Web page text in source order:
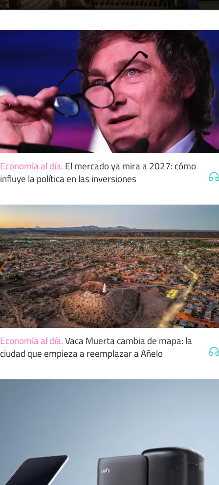
Economía al día. El mercado ya mira a 2027: cómo
influye la política en las inversiones
Economía al día.Vaca Muerta cambia de mapa: la
ciudad que empieza a reemplazar a Añelo